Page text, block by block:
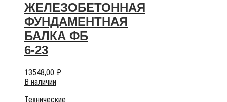
ЖЕЛЕЗОБЕТОННАЯ
ФУНДАМЕНТНАЯ
БАЛКА ФБ
6-23
13548,00 ₽
В наличии
Технические